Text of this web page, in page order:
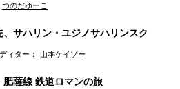
つのだゆーこ
、サハリン・ユジノサハリンスク
ィター： 山本ケイゾー
薩線 鉄道ロマンの旅